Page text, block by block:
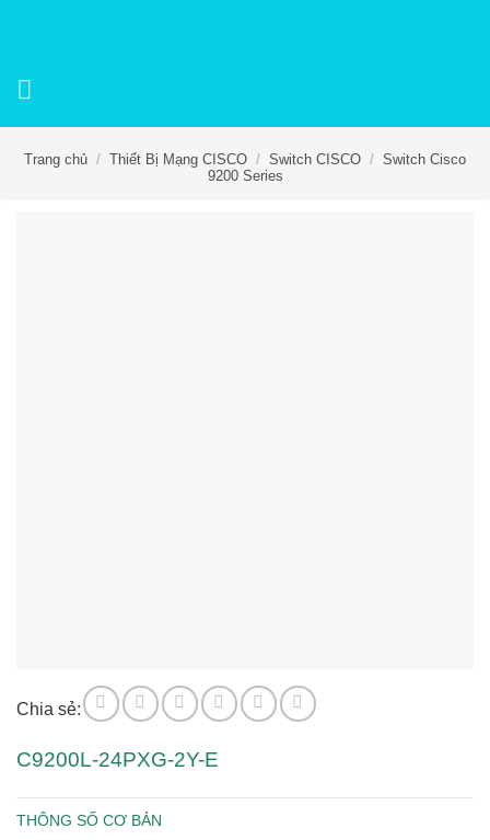
Trang chủ / Thiết Bị Mạng CISCO / Switch CISCO / Switch Cisco
9200 Series
Chia sẻ:
C9200L-24PXG-2Y-E
THÔNG SỐ CƠ BẢN